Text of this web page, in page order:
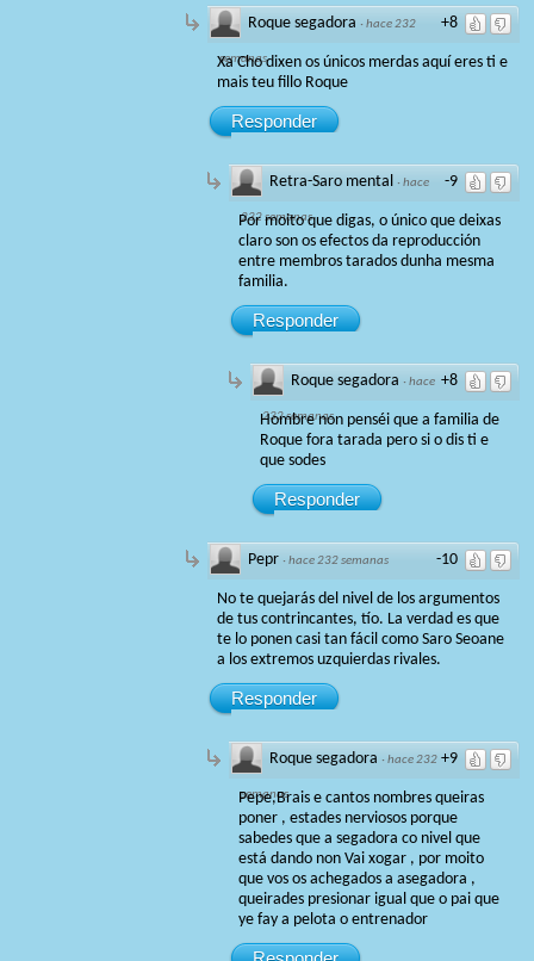
+8
Roque segadora ·hace 232
semanas
Xa Cho dixen os únicos merdas aquí eres ti e
mais teu fillo Roque
Responder
-9
Retra-Saro mental ·hace
232 semanas
Por moito que digas, o único que deixas
claro son os efectos da reproducción
entre membros tarados dunha mesma
familia.
Responder
+8
Roque segadora ·hace
232 semanas
Hombre non penséi que a familia de
Roque fora tarada pero si o dis ti e
que sodes
Responder
-10
Pepr ·hace 232 semanas
No te quejarás del nivel de los argumentos
de tus contrincantes, tío. La verdad es que
te lo ponen casi tan fácil como Saro Seoane
a los extremos uzquierdas rivales.
Responder
+9
Roque segadora ·hace 232
semanas
Pepe,Brais e cantos nombres queiras
poner , estades nerviosos porque
sabedes que a segadora co nivel que
está dando non Vai xogar , por moito
que vos os achegados a asegadora ,
queirades presionar igual que o pai que
ye fay a pelota o entrenador